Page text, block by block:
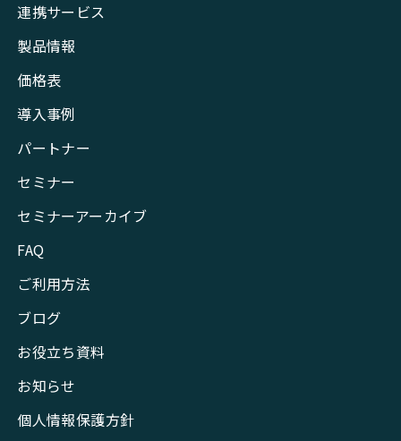
連携サービス
製品情報
価格表
導入事例
パートナー
セミナー
セミナーアーカイブ
FAQ
ご利用方法
ブログ
お役立ち資料
お知らせ
個人情報保護方針